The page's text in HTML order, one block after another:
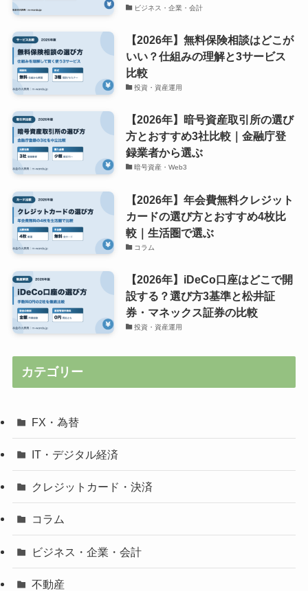
ビジネス・企業・会計
【2026年】無料保険相談はどこが
いい？仕組みの理解と3サービス
比較
投資・資産運用
【2026年】暗号資産取引所の選び
方とおすすめ3社比較｜金融庁登
録業者から選ぶ
暗号資産・Web3
【2026年】年会費無料クレジット
カードの選び方とおすすめ4枚比
較｜生活圏で選ぶ
コラム
【2026年】iDeCo口座はどこで開
設する？選び方3基準と松井証
券・マネックス証券の比較
投資・資産運用
カテゴリー
FX・為替
IT・デジタル経済
クレジットカード・決済
コラム
ビジネス・企業・会計
不動産